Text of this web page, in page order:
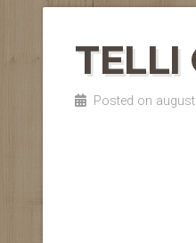
TELLI
Posted on